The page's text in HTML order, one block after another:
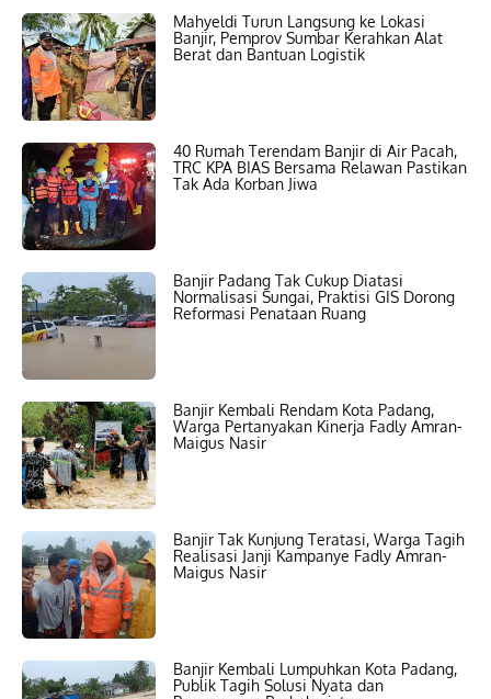
Mahyeldi Turun Langsung ke Lokasi
Banjir, Pemprov Sumbar Kerahkan Alat
Berat dan Bantuan Logistik
40 Rumah Terendam Banjir di Air Pacah,
TRC KPA BIAS Bersama Relawan Pastikan
Tak Ada Korban Jiwa
Banjir Padang Tak Cukup Diatasi
Normalisasi Sungai, Praktisi GIS Dorong
Reformasi Penataan Ruang
Banjir Kembali Rendam Kota Padang,
Warga Pertanyakan Kinerja Fadly Amran-
Maigus Nasir
Banjir Tak Kunjung Teratasi, Warga Tagih
Realisasi Janji Kampanye Fadly Amran-
Maigus Nasir
Banjir Kembali Lumpuhkan Kota Padang,
Publik Tagih Solusi Nyata dan